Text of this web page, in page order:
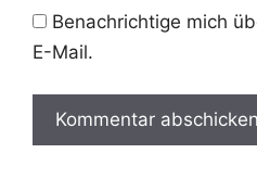
Benachrichtige mich
E-Mail.